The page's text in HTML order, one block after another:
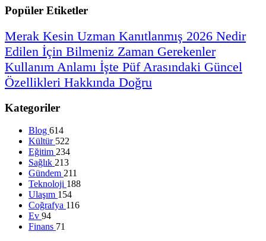
Popüler Etiketler
Merak Kesin Uzman Kanıtlanmış 2026 Nedir
Edilen İçin Bilmeniz Zaman Gerekenler
Kullanım Anlamı İşte Püf Arasındaki Güncel
Özellikleri Hakkında Doğru
Kategoriler
Blog 614
Kültür 522
Eğitim 234
Sağlık 213
Gündem 211
Teknoloji 188
Ulaşım 154
Coğrafya 116
Ev 94
Finans 71